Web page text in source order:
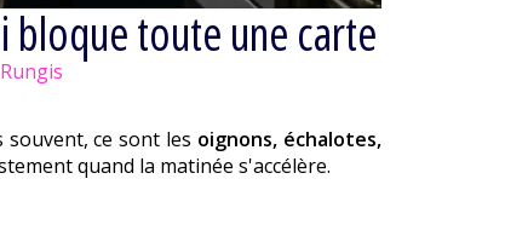
bloque toute une carte
Rungis
ce sont les oignons, échalotes,
quand la matinée s'accélère.